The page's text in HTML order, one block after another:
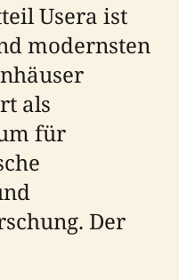
Usera ist
modernsten
als
für
Der